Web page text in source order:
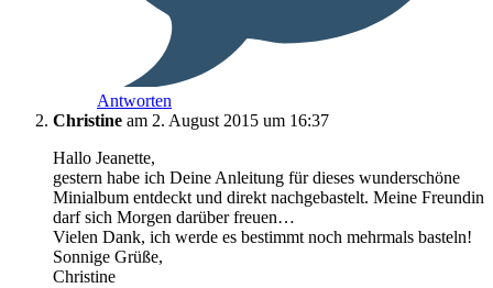
Antworten
Christine am 2. August 2015 um 16:37
Hallo Jeanette,
gestern habe ich Deine Anleitung für dieses wunderschöne
Minialbum entdeckt und direkt nachgebastelt. Meine Freundin
darf sich Morgen darüber freuen…
Vielen Dank, ich werde es bestimmt noch mehrmals basteln!
Sonnige Grüße,
Christine